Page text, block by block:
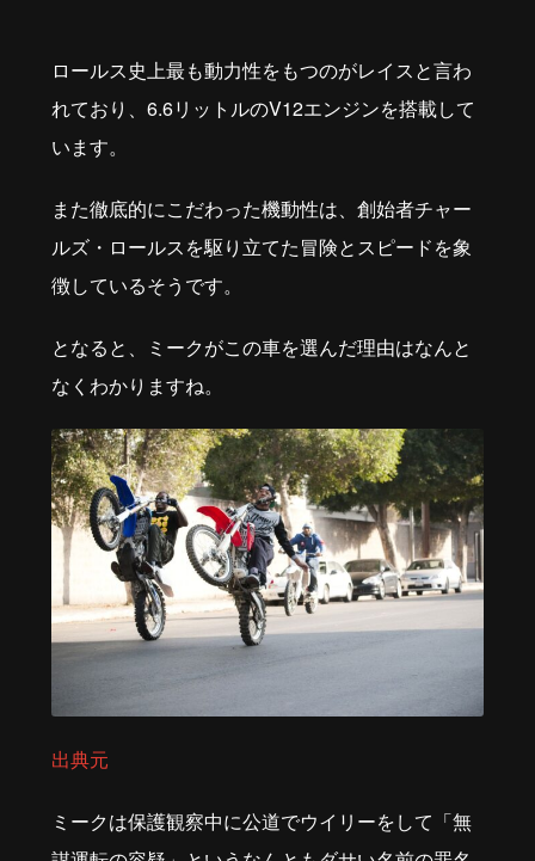
ロールス史上最も動力性をもつのがレイスと言わ
れており、6.6リットルのV12エンジンを搭載して
います。
また徹底的にこだわった機動性は、創始者チャー
ルズ・ロールスを駆り立てた冒険とスピードを象
徴しているそうです。
となると、ミークがこの車を選んだ理由はなんと
なくわかりますね。
出典元
ミークは保護観察中に公道でウイリーをして「無